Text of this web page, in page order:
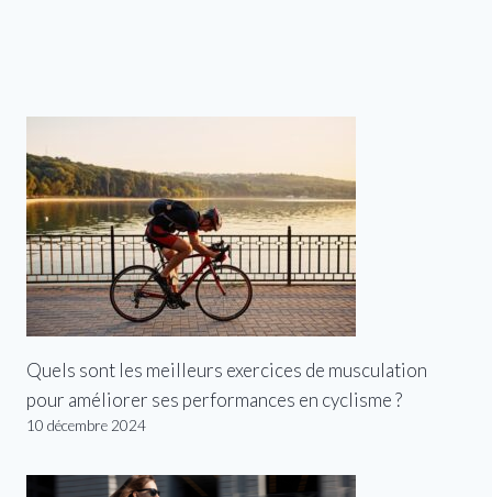
Quels sont les meilleurs exercices de musculation
pour améliorer ses performances en cyclisme ?
10 décembre 2024